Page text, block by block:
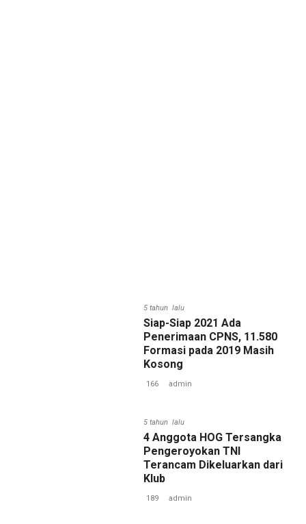
5 tahun lalu
Siap-Siap 2021 Ada
Penerimaan CPNS, 11.580
Formasi pada 2019 Masih
Kosong
166 admin
5 tahun lalu
4 Anggota HOG Tersangka
Pengeroyokan TNI
Terancam Dikeluarkan dari
Klub
189 admin